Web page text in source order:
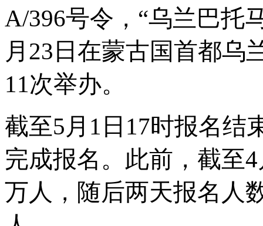
A/396号令，“乌兰巴托
月23日在蒙古国首都乌
11次举办。
截至5月1日17时报名结
完成报名。此前，截至
万人，随后两天报名人